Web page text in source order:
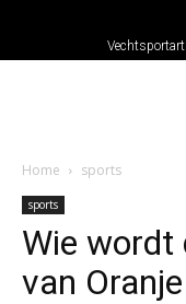
Home sports
sports
Wie wordt
van Oranje